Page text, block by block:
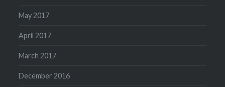
May 2017
April 2017
March 2017
December 2016